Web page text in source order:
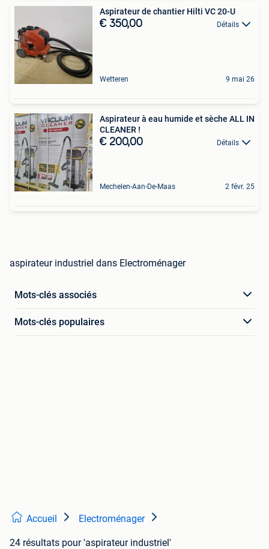
Aspirateur de chantier Hilti VC 20-U
€ 350,00 Détails
Wetteren 9 mai 26
Aspirateur à eau humide et sèche ALL IN
CLEANER !
€ 200,00 Détails
Mechelen-Aan-De-Maas 2 févr. 25
aspirateur industriel dans Electroménager
Mots-clés associés
Mots-clés populaires
Accueil Electroménager
24 résultats pour 'aspirateur industriel'